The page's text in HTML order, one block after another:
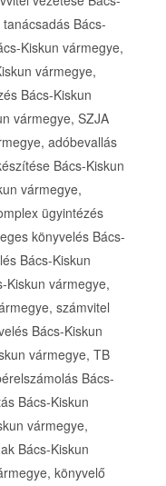
Bács-
Kiskun vármegye,
vármegye,
Bács-Kiskun
vármegye, SZJA
adóbevallás
Bács-Kiskun
vármegye,
ügyintézés
könyvelés Bács-
Bács-Kiskun
Kiskun vármegye,
számvitel
Bács-Kiskun
vármegye, TB
Bács-
Bács-Kiskun
vármegye,
Bács-Kiskun
könyvelő